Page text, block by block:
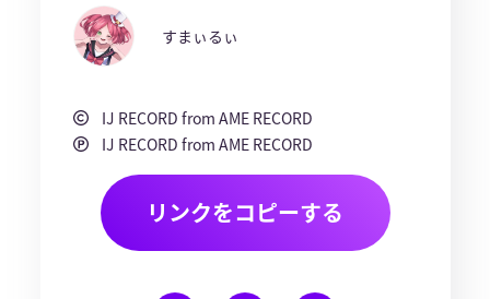
すまぃるぃ
IJ RECORD from AME RECORD
IJ RECORD from AME RECORD
リンクをコピーする